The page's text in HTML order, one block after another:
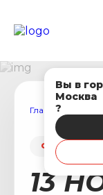
Вы в
Москва
?
Главная
13